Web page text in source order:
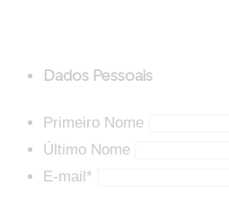
Dados Pessoais
Primeiro Nome
Último Nome
E-mail*